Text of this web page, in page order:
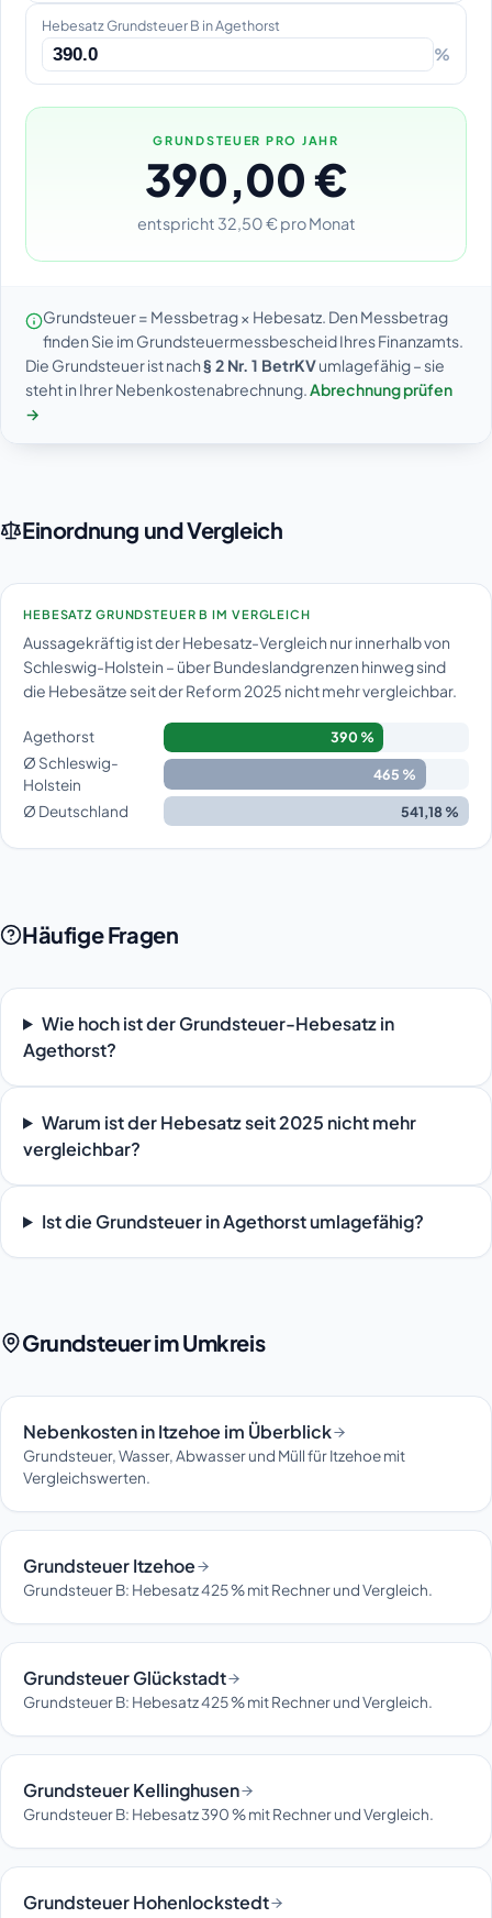
Hebesatz Grundsteuer B in Agethorst
%
GRUNDSTEUER PRO JAHR
390,00 €
entspricht 32,50 € pro Monat
Grundsteuer = Messbetrag × Hebesatz. Den Messbetrag
finden Sie im Grundsteuermessbescheid Ihres Finanzamts.
Die Grundsteuer ist nach§ 2 Nr. 1 BetrKVumlagefähig – sie
steht in Ihrer Nebenkostenabrechnung.Abrechnung prüfen
→
Einordnung und Vergleich
HEBESATZ GRUNDSTEUER B IM VERGLEICH
Aussagekräftig ist der Hebesatz-Vergleich nur innerhalb von
Schleswig-Holstein – über Bundeslandgrenzen hinweg sind
die Hebesätze seit der Reform 2025 nicht mehr vergleichbar.
Agethorst 390 %
Ø Schleswig-
Holstein
465 %
Ø Deutschland 541,18 %
Häufige Fragen
Wie hoch ist der Grundsteuer-Hebesatz in
Agethorst?
Warum ist der Hebesatz seit 2025 nicht mehr
vergleichbar?
Ist die Grundsteuer in Agethorst umlagefähig?
Grundsteuer im Umkreis
Nebenkosten in Itzehoe im Überblick
Grundsteuer, Wasser, Abwasser und Müll für Itzehoe mit
Vergleichswerten.
Grundsteuer Itzehoe
Grundsteuer B: Hebesatz 425 % mit Rechner und Vergleich.
Grundsteuer Glückstadt
Grundsteuer B: Hebesatz 425 % mit Rechner und Vergleich.
Grundsteuer Kellinghusen
Grundsteuer B: Hebesatz 390 % mit Rechner und Vergleich.
Grundsteuer Hohenlockstedt